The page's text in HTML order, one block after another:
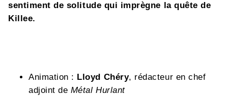
sentiment de solitude qui imprègne la quête de
Killee.
Animation : Lloyd Chéry, rédacteur en chef
adjoint de Métal Hurlant